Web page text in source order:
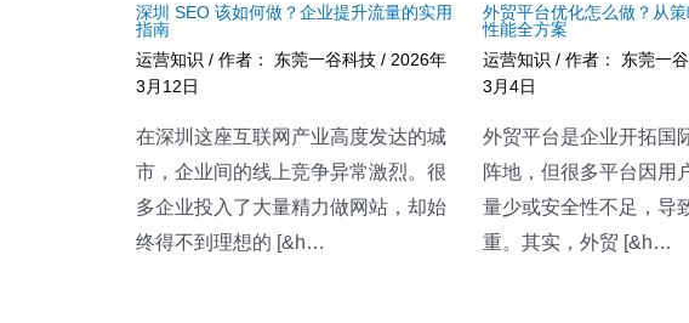
深圳 SEO 该如何做？企业提升流量的实用
指南
运营知识 / 作者： 东莞一谷科技 / 2026年
3月12日
在深圳这座互联网产业高度发达的城
市，企业间的线上竞争异常激烈。很
多企业投入了大量精力做网站，却始
终得不到理想的 [&h…
外贸平台优化怎么做？从
性能全方案
运营知识 / 作者： 东莞一
3月4日
外贸平台是企业开拓国
阵地，但很多平台因用
量少或安全性不足，导
重。其实，外贸 [&h…